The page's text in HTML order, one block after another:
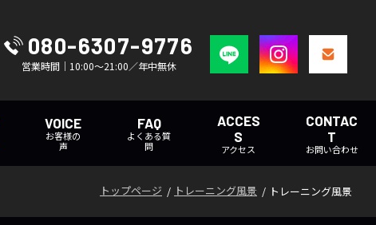
080-6307-9776
営業時間｜10:00～21:00／年中無休
VOICE
お客様の
声
FAQ
よくある質
問
ACCES
S
アクセス
CONTAC
T
お問い合わせ
トップページ トレーニング風景 トレーニング風景